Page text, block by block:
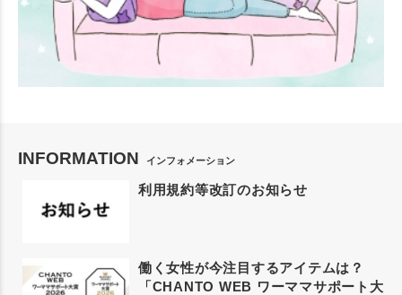
INFORMATION インフォメーション
利用規約等改訂のお知らせ
働く女性が今注目するアイテムは？
「CHANTO WEB ワーママサポート大